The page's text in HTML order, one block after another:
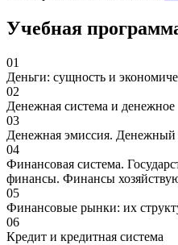
Учебная
01
Деньги: сущность и
02
Денежная система и
03
Денежная эмиссия.
04
Финансовая система.
финансы. Финансы
05
Финансовые рынки: их
06
Кредит и кредитная система